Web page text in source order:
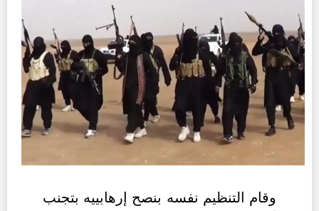
وقام التنظيم نفسه بنصح إرهابييه بتجنب